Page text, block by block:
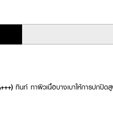
ทินท์ ทาผิวเนื้อบางเบาให้การปกปิด